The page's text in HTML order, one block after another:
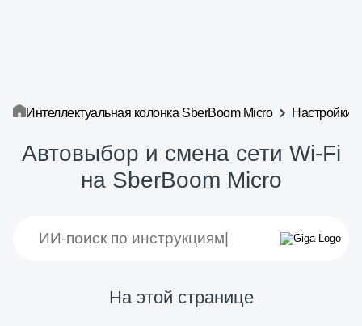
Интеллектуальная колонка SberBoom Micro Настройки
Автовыбор и смена сети Wi-Fi
на SberBoom Micro
На этой странице